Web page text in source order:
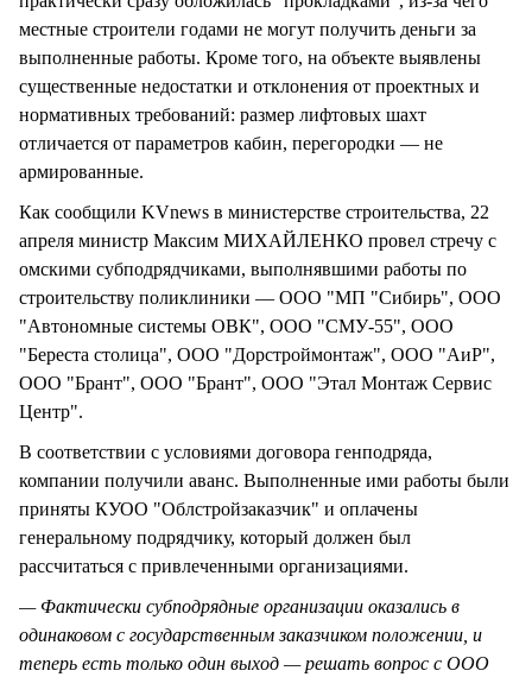
местные строители годами не могут получить деньги за
выполненные работы. Кроме того, на объекте выявлены
существенные недостатки и отклонения от проектных и
нормативных требований: размер лифтовых шахт
отличается от параметров кабин, перегородки — не
армированные.
Как сообщили KVnews в министерстве строительства, 22
апреля министр Максим МИХАЙЛЕНКО провел стречу с
омскими субподрядчиками, выполнявшими работы по
строительству поликлиники — ООО "МП "Сибирь", ООО
"Автономные системы ОВК", ООО "СМУ-55", ООО
"Береста столица", ООО "Дорстроймонтаж", ООО "АиР",
ООО "Брант", ООО "Брант", ООО "Этал Монтаж Сервис
Центр".
В соответствии с условиями договора генподряда,
компании получили аванс. Выполненные ими работы были
приняты КУОО "Облстройзаказчик" и оплачены
генеральному подрядчику, который должен был
рассчитаться с привлеченными организациями.
— Фактически субподрядные организации оказались в
одинаковом с государственным заказчиком положении, и
теперь есть только один выход — решать вопрос с ООО